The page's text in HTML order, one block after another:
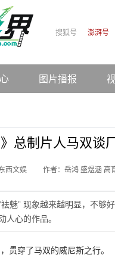
搜狐号 澎湃号
图片播报
总制片人马双谈
西文娱 作者：岳鸿 盛煜涵 高
魅” 现象越来越明显，不够
人心的作品。
贯穿了马双的威尼斯之行。